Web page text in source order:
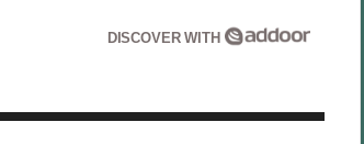
DISCOVER WITH